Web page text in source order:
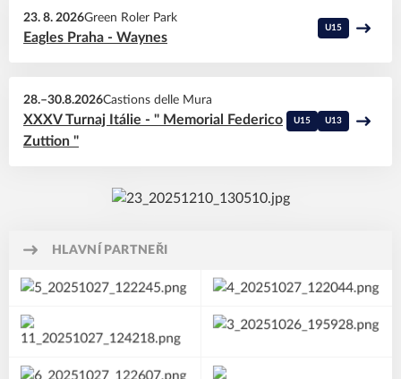
23. 8. 2026Green Roler Park
Eagles Praha - Waynes
U15
28.–30.8.2026Castions delle Mura
XXXV Turnaj Itálie - " Memorial Federico
Zuttion "
U15 U13
HLAVNÍ PARTNEŘI